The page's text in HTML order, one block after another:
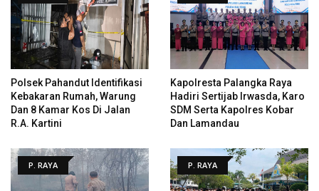
Polsek Pahandut Identifikasi
Kebakaran Rumah, Warung
Dan 8 Kamar Kos Di Jalan
R.A. Kartini
Kapolresta Palangka Raya
Hadiri Sertijab Irwasda, Karo
SDM Serta Kapolres Kobar
Dan Lamandau
P. RAYA P. RAYA